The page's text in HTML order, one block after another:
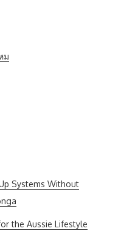
ม
Systems Without
the Aussie Lifestyle